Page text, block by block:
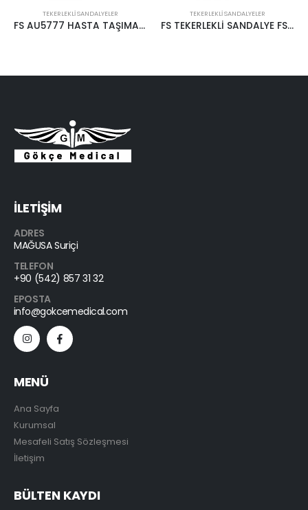
TEKERLEKLI SANDALYELER
FS AU5777 HASTA TAŞIMA LİFTİ
TEKERLEKLI SANDALYELER
FS TEKERLEKLİ SANDALYE FS 879LAJ
İLETİŞİM
ADRES
MAĞUSA Suriçi
TELEFON
+90 (542) 857 31 32
EPOSTA
info@gokcemedical.com
MENÜ
Ana Sayfa
Kurumsal
Mesafeli Satış Sözleşmesi
İletişim
BÜLTEN KAYDI